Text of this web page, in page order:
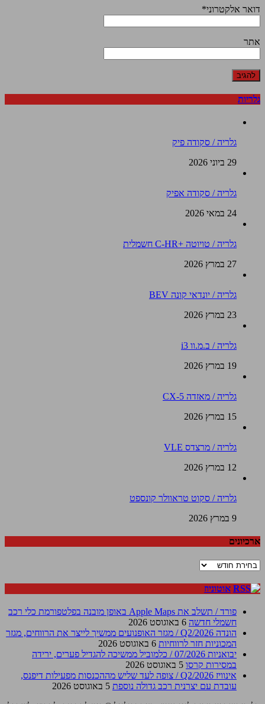
דואר אלקטרוני*
אתר
גלריות
גלריה / סקודה פיק
29 ביוני 2026
גלריה / סקודה אפיק
24 במאי 2026
גלריה / טויוטה +C-HR חשמלית
27 במרץ 2026
גלריה / יונדאי קונה BEV
23 במרץ 2026
גלריה / ב.מ.וו i3
19 במרץ 2026
גלריה / מאזדה CX-5
15 במרץ 2026
גלריה / מרצדס VLE
12 במרץ 2026
גלריה / סקוט טראוולר קונספט
9 במרץ 2026
ארכיונים
ארכיונים
אוטוניוז
פורד / תשלב את Apple Maps באופן מובנה בפלטפורמת כלי רכב
חשמלי חדשה 6 באוגוסט 2026
הונדה Q2/2026 / מגזר האופנועים ממשיך לייצר את הרווחים, מגזר
המכוניות חזר לרווחיות 6 באוגוסט 2026
יבואניות 07/2026 / כלמוביל ממשיכה להגדיל פערים, ירידה
במסירות קרסו 5 באוגוסט 2026
אינוויז Q2/2026 / צופה לעד שליש מההכנסות מפעילות דיפנס,
עובדת עם יצרנית רכב גדולה נוספת 5 באוגוסט 2026